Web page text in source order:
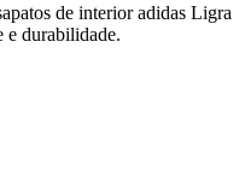
de interior adidas Ligra
e durabilidade.